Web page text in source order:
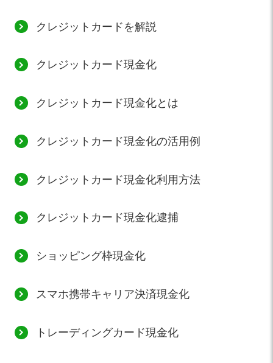
クレジットカードを解説
クレジットカード現金化
クレジットカード現金化とは
クレジットカード現金化の活用例
クレジットカード現金化利用方法
クレジットカード現金化逮捕
ショッピング枠現金化
スマホ携帯キャリア決済現金化
トレーディングカード現金化